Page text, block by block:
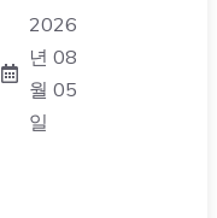
2026
년 08
월 05
일